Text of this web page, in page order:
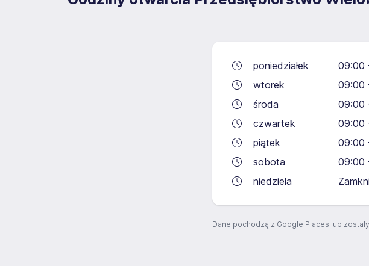
poniedziałek
09:00
wtorek
09:00
środa
09:00
czwartek
09:00
piątek
09:00
sobota
09:00
niedziela
Dane pochodzą z Google Places lub